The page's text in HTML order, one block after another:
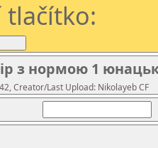
tlačítko:
з нормою 1
Creator/Last Upload: Nikolayeb CF